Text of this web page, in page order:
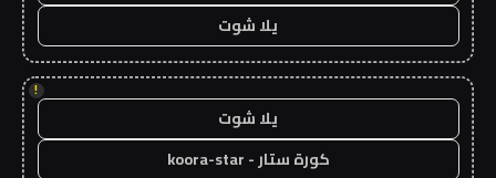
يلا شوت
!
يلا شوت
كورة ستار - koora-star